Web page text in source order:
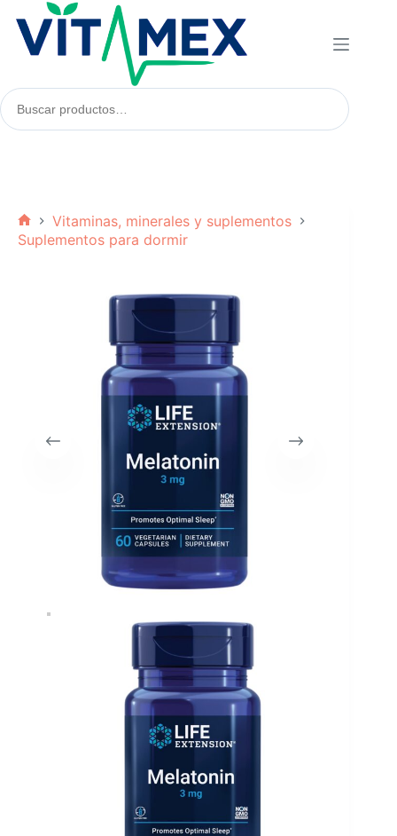
contenido
Buscar
productos:
Inicio
Vitaminas, minerales y suplementos
Suplementos para dormir